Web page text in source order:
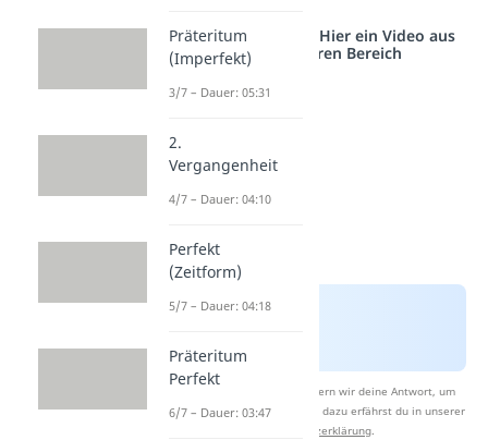
Studyflix vernetzt: Hier ein Video aus
einem anderen Bereich
Nach Beantwortung speichern wir deine Antwort, um
Studyflix zu verbessern. Mehr dazu erfährst du in unserer
Datenschutzerklärung.
Präteritum
(Imperfekt)
3/7 – Dauer: 05:31
2.
Vergangenheit
4/7 – Dauer: 04:10
Perfekt
(Zeitform)
5/7 – Dauer: 04:18
Präteritum
Perfekt
6/7 – Dauer: 03:47